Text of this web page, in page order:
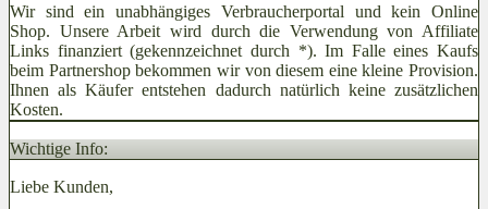
Wir sind ein unabhängiges Verbraucherportal und kein Online
Shop. Unsere Arbeit wird durch die Verwendung von Affiliate
Links finanziert (gekennzeichnet durch *). Im Falle eines Kaufs
beim Partnershop bekommen wir von diesem eine kleine Provision.
Ihnen als Käufer entstehen dadurch natürlich keine zusätzlichen
Kosten.
Wichtige Info:
Liebe Kunden,